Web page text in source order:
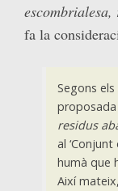
fa la
Segons
residus
al
humà que
Així